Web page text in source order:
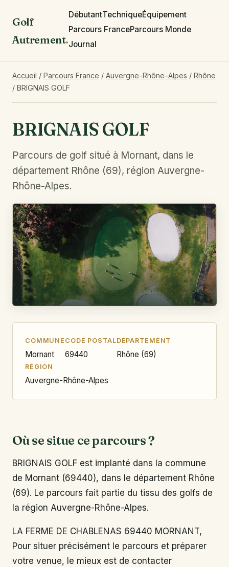
Golf
Autrement.
DébutantTechniqueÉquipement
Parcours FranceParcours Monde
Journal
Accueil / Parcours France / Auvergne-Rhône-Alpes / Rhône
/ BRIGNAIS GOLF
BRIGNAIS GOLF
Parcours de golf situé à Mornant, dans le
département Rhône (69), région Auvergne-
Rhône-Alpes.
COMMUNE
Mornant
CODE POSTAL
69440
DÉPARTEMENT
Rhône (69)
RÉGION
Auvergne-Rhône-Alpes
Où se situe ce parcours ?
BRIGNAIS GOLF est implanté dans la commune
de Mornant (69440), dans le département Rhône
(69). Le parcours fait partie du tissu des golfs de
la région Auvergne-Rhône-Alpes.
LA FERME DE CHABLENAS 69440 MORNANT,
Pour situer précisément le parcours et préparer
votre venue, le mieux est de contacter